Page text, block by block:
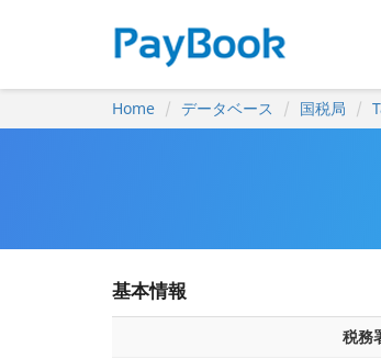
Home データベース 国税局
基本情報
税務